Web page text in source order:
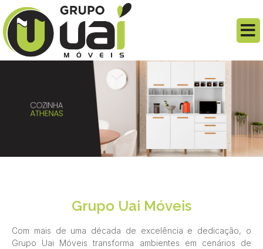
Grupo Uai Móveis
Com mais de uma década de excelência e dedicação, o
Grupo Uai Móveis transforma ambientes em cenários de